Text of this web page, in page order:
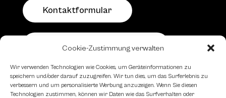
Cookie-Zustimmung verwalten
Wir verwenden Technologien wie Cookies, um Geräteinformationen zu
speichern und/oder darauf zuzugreifen. Wir tun dies, um das Surferlebnis zu
verbessern und um personalisierte Werbung anzuzeigen. Wenn Sie diesen
Technologien zustimmen, können wir Daten wie das Surfverhalten oder
Kontaktformular
Schachfreundliche Lokale